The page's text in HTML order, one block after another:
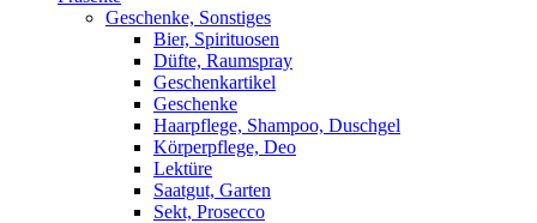
Geschenke, Sonstiges
Bier, Spirituosen
Düfte, Raumspray
Geschenkartikel
Geschenke
Haarpflege, Shampoo, Duschgel
Körperpflege, Deo
Lektüre
Saatgut, Garten
Sekt, Prosecco